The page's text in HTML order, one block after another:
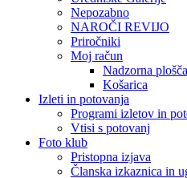
Nepozabno
NAROČI REVIJO
Priročniki
Moj račun
Nadzorna plošča
Košarica
Izleti in potovanja
Programi izletov in
Vtisi s potovanj
Foto klub
Pristopna izjava
Članska izkaznica in